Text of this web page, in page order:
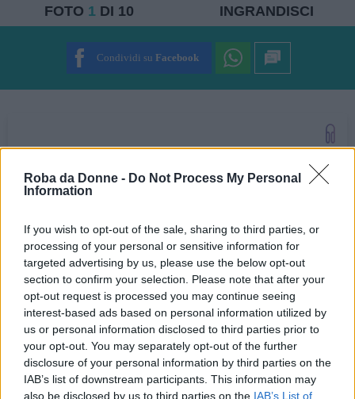
Roba da Donne - Do Not Process My Personal
Information
If you wish to opt-out of the sale, sharing to third parties, or
processing of your personal or sensitive information for
targeted advertising by us, please use the below opt-out
section to confirm your selection. Please note that after your
opt-out request is processed you may continue seeing
interest-based ads based on personal information utilized by
us or personal information disclosed to third parties prior to
your opt-out. You may separately opt-out of the further
disclosure of your personal information by third parties on the
IAB’s list of downstream participants. This information may
also be disclosed by us to third parties on the IAB’s List of
FOTO 1DI 10 INGRANDISCI
Condividi su Facebook
Kick boxing: 9 ragazze contro gli stereotipi di genere